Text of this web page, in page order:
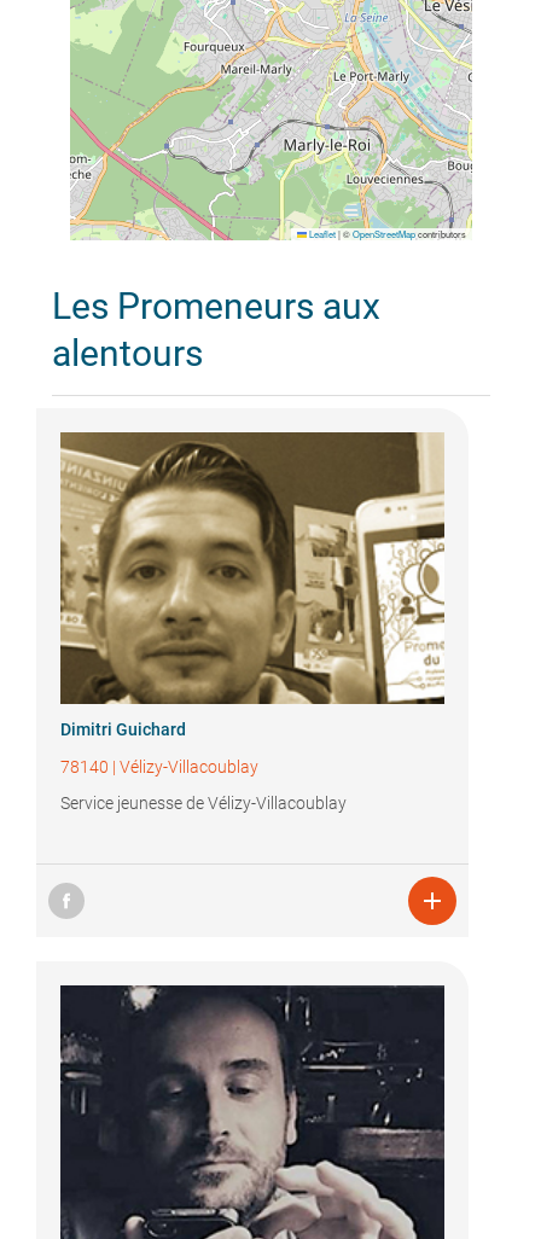
Leaflet |©OpenStreetMapcontributors
Les Promeneurs aux
alentours
Dimitri Guichard
78140 | Vélizy-Villacoublay
Service jeunesse de Vélizy-Villacoublay
